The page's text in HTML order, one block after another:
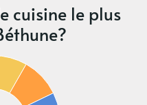
cuisine le plus